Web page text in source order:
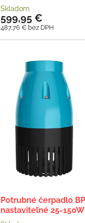
Skladom
599,95 €
487,76 € bez DPH
Potrubné čerpadlo
nastaviteľné 25-150W